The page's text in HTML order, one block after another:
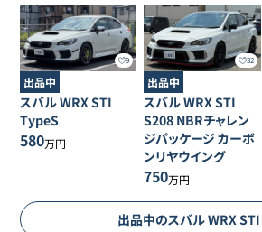
9
出品中
スバルWRX STI
TypeS
580万円
32
出品中
スバルWRX STI
S208 NBRチャレン
ジパッケージ カーボ
ンリヤウイング
750万円
出品中のスバルWRX STI